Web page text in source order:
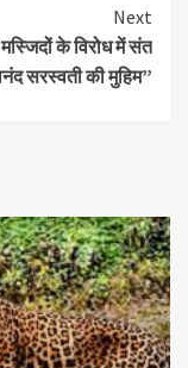
Next
के विरोध में संत
सरस्वती की मुहिम”